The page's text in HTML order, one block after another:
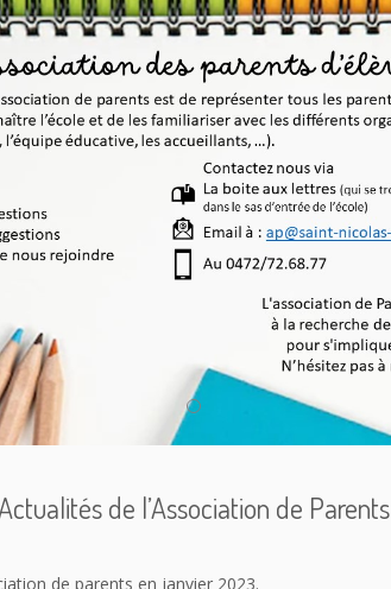
de l’Association de Parents
de parents en janvier 2023.